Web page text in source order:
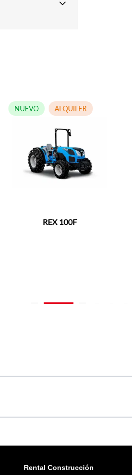
REX 100F
NUEVO ALQUILER
Rental Construcción